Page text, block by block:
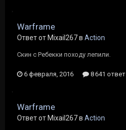
Warframe
Ответ от Mixail267 в Action
Скин с Ребекки походу лепили.
6 февраля, 2016 8 641 ответ
Warframe
Ответ от Mixail267 в Action